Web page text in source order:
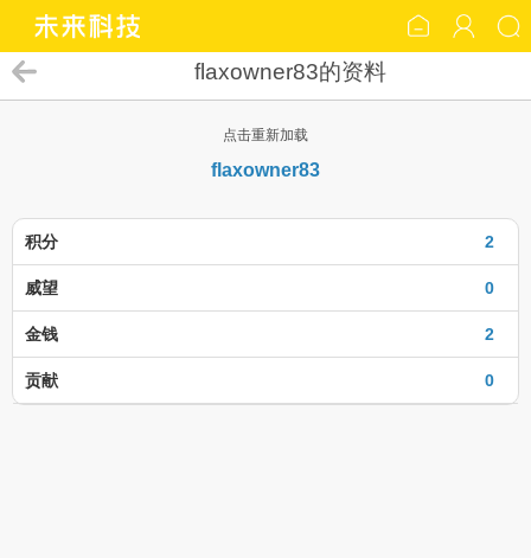
flaxowner83的资料
点击重新加载
flaxowner83
2
积分
0
威望
2
金钱
0
贡献